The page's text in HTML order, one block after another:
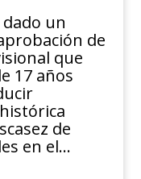
un
de
que
17 años
de
en el...